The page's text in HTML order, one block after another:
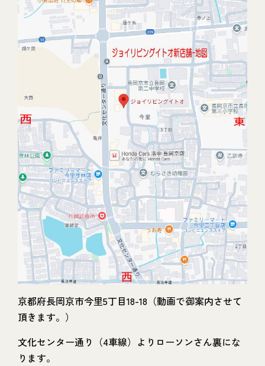
京都府長岡京市今里5丁目18-18（動画で御案内させて
頂きます。）
文化センター通り（4車線）よりローソンさん裏にな
ります。